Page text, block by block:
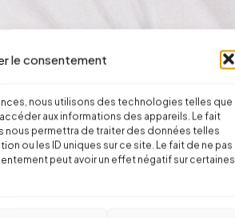
le consentement
nous utilisons des technologies telles que
aux informations des appareils. Le fait
permettra de traiter des données telles
ou les ID uniques sur ce site. Le fait de ne pas
peut avoir un effet négatif sur certaines